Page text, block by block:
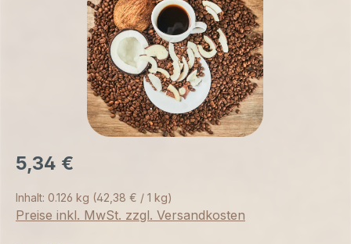
5,34 €
Inhalt: 0.126 kg (42,38 € / 1 kg)
Preise inkl. MwSt. zzgl. Versandkosten